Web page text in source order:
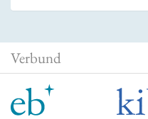
Verbund